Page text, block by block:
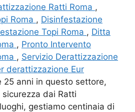
Ratti Roma ,
Roma , Disinfestazione
Topi Roma , Ditta
, Pronto Intervento
, Servizio Derattizzazione
derattizzazione Eur
25 anni in questo settore,
dai Ratti
gestiamo centinaia di